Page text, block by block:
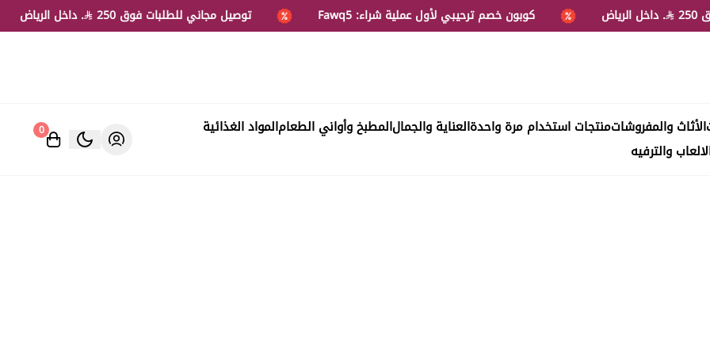
. داخل الرياض كوبون خصم ترحيبي لأول عملية شراء: Fawq5 توصيل مجاني للطلبات فوق 250 . داخل الرياض
الأثاث والمفروشاتمنتجات استخدام مرة واحدةالعناية والجمالالمطبخ وأواني الطعامالمواد الغذائية
والترفيه
0